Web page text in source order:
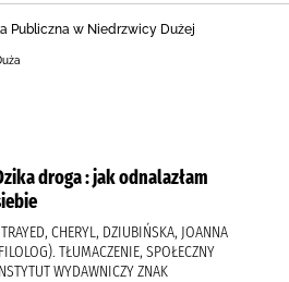
Publiczna w Niedrzwicy Dużej
droga : jak odnalazłam
CHERYL, DZIUBIŃSKA, JOANNA
TŁUMACZENIE, SPOŁECZNY
WYDAWNICZY ZNAK